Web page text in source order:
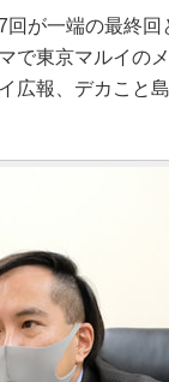
が一端の最終回
で東京マルイの
広報、デカこと